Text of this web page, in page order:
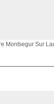
Montsegur Sur